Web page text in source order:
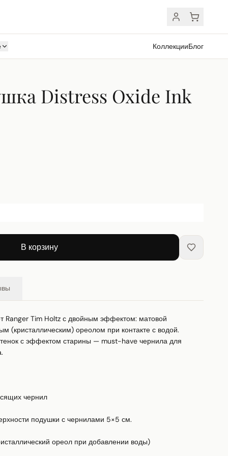
КоллекцииБлог
Distress Oxide Ink
В корзину
Ranger Tim Holtz с двойным эффектом: матовой
(кристаллическим) ореолом при контакте с водой.
с эффектом старины — must-have чернила для
чернил
подушки с чернилами 5×5 см.
ореол при добавлении воды)